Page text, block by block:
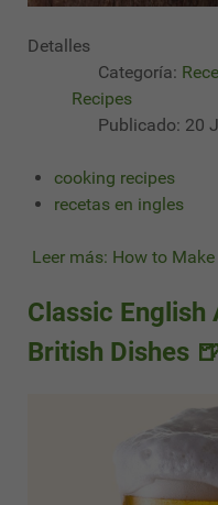
Detalles
Categoría:
Recipes
Publicado: 20
cooking recipes
recetas en ingles
Leer más: How to
Classic
British Dishes